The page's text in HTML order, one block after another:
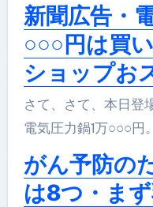
新聞広告・
○○○円は買
ショップお
さて、さて、本日登場しましたのは、 新聞広告・
電気圧力鍋1万○○○円
がん予防の
は8つ・ま